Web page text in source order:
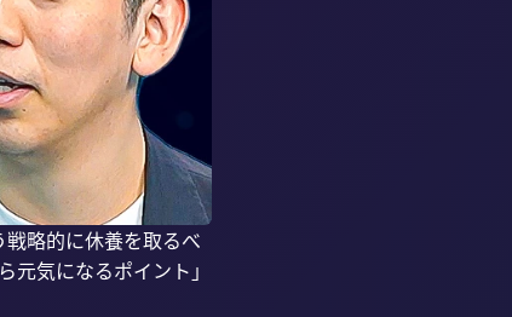
略的に休養を取るべ
気になるポイント」